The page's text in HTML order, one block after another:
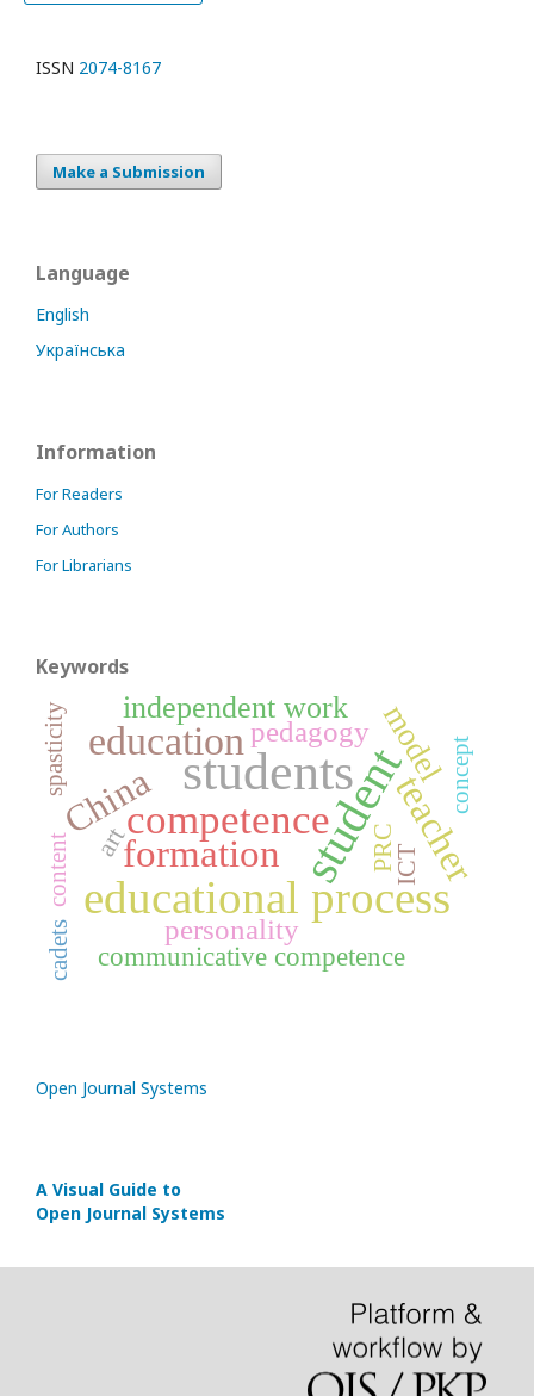
ISSN 2074-8167
Make a Submission
Language
English
Українська
Information
For Readers
For Authors
For Librarians
Keywords
studentsstudent
educational process
competence
education
formation teacher
China
model
independent work
personality
pedagogy
communicative competence
PRC
art
ICT
content
spasticity
cadets
concept
Open Journal Systems
A Visual Guide to
Open Journal Systems